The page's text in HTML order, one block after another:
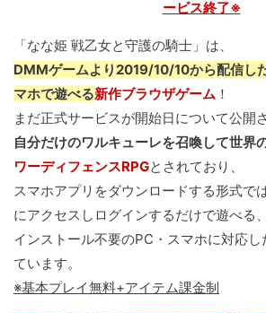
ービス終了※
「なな姫 戦乙女と守護の騎士」は、
DMMゲームより2019/10/10から配信し
マホで遊べる新作ブラウザゲーム ！
まだ正式サービスが開始日について公開
自分だけのワルキューレを召喚して世界
ワーディフェンスRPGとされており、
スマホアプリをダウンロードする形式で
にアクセスしログインするだけで遊べる、
インストール不要のPC・スマホに対応
ています。
※基本プレイ無料+アイテム課金制